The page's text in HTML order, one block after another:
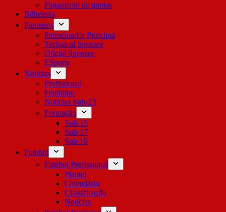
Pagamento de quotas
Bilheteira
Parceiros
Patrocinador Principal
Technical Sponsor
Oficial Sponsor
ESports
Notícias
Profissional
Feminino
Notícias Sub-23
Formação
Sub-15
Sub-17
Sub-19
Futebol
Futebol Profissional
Plantel
Calendário
Classificação
Notícias